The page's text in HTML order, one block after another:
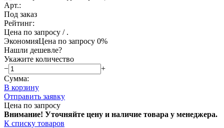
Арт.:
Под заказ
Рейтинг:
Цена по запросу / .
ЭкономияЦена по запросу 0%
Нашли дешевле?
Укажите количество
−
+
Сумма:
В корзину
Отправить заявку
Цена по запросу
Внимание! Уточняйте цену и наличие товара у менеджера.
К списку товаров